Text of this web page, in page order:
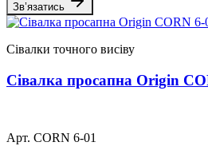
Зв’язатись
Сівалки точного висіву
Сівалка просапна Origin
Арт. CORN 6-01